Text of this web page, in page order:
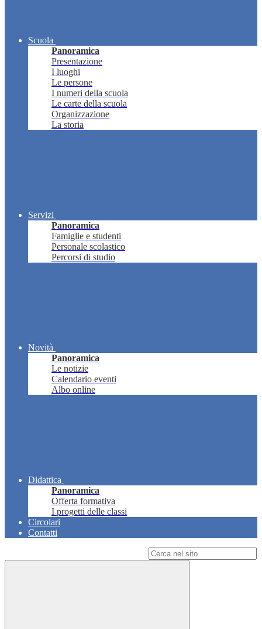
Scuola
Panoramica
Presentazione
I luoghi
Le persone
I numeri della scuola
Le carte della scuola
Organizzazione
La storia
Servizi
Panoramica
Famiglie e studenti
Personale scolastico
Percorsi di studio
Novità
Panoramica
Le notizie
Calendario eventi
Albo online
Didattica
Panoramica
Offerta formativa
I progetti delle classi
Circolari
Contatti